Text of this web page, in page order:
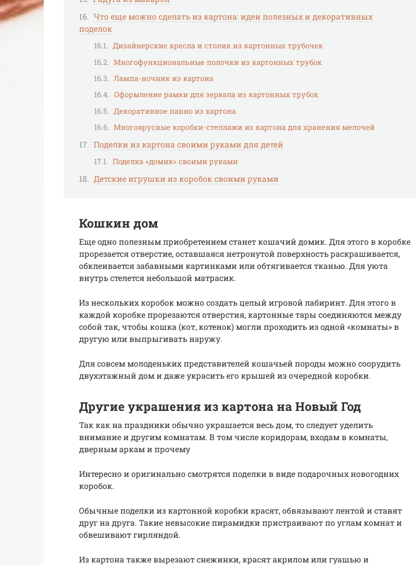
Что еще можно сделать из картона: идеи полезных и декоративных
поделок
Дизайнерские кресла и столик из картонных трубочек
Многофункциональные полочки из картонных трубок
Лампа-ночник из картона
Оформление рамки для зеркала из картонных трубок
Декоративное панно из картона
Многоярусные коробки-стеллажи из картона для хранения мелочей
Поделки из картона своими руками для детей
Поделка «домик» своими руками
Детские игрушки из коробок своими руками
Кошкин дом
Еще одно полезным приобретением станет кошачий домик. Для этого в коробке
прорезается отверстие, оставшаяся нетронутой поверхность раскрашивается,
обклеивается забавными картинками или обтягивается тканью. Для уюта
внутрь стелется небольшой матрасик.
Из нескольких коробок можно создать целый игровой лабиринт. Для этого в
каждой коробке прорезаются отверстия, картонные тары соединяются между
собой так, чтобы кошка (кот, котенок) могли проходить из одной «комнаты» в
другую или выпрыгивать наружу.
Для совсем молоденьких представителей кошачьей породы можно соорудить
двухэтажный дом и даже украсить его крышей из очередной коробки.
Другие украшения из картона на Новый Год
Так как на праздники обычно украшается весь дом, то следует уделить
внимание и другим комнатам. В том числе коридорам, входам в комнаты,
дверным аркам и прочему
Интересно и оригинально смотрятся поделки в виде подарочных новогодних
коробок.
Обычные поделки из картонной коробки красят, обвязывают лентой и ставят
друг на друга. Такие невысокие пирамидки пристраивают по углам комнат и
обвешивают гирляндой.
Из картона также вырезают снежинки, красят акрилом или гуашью и